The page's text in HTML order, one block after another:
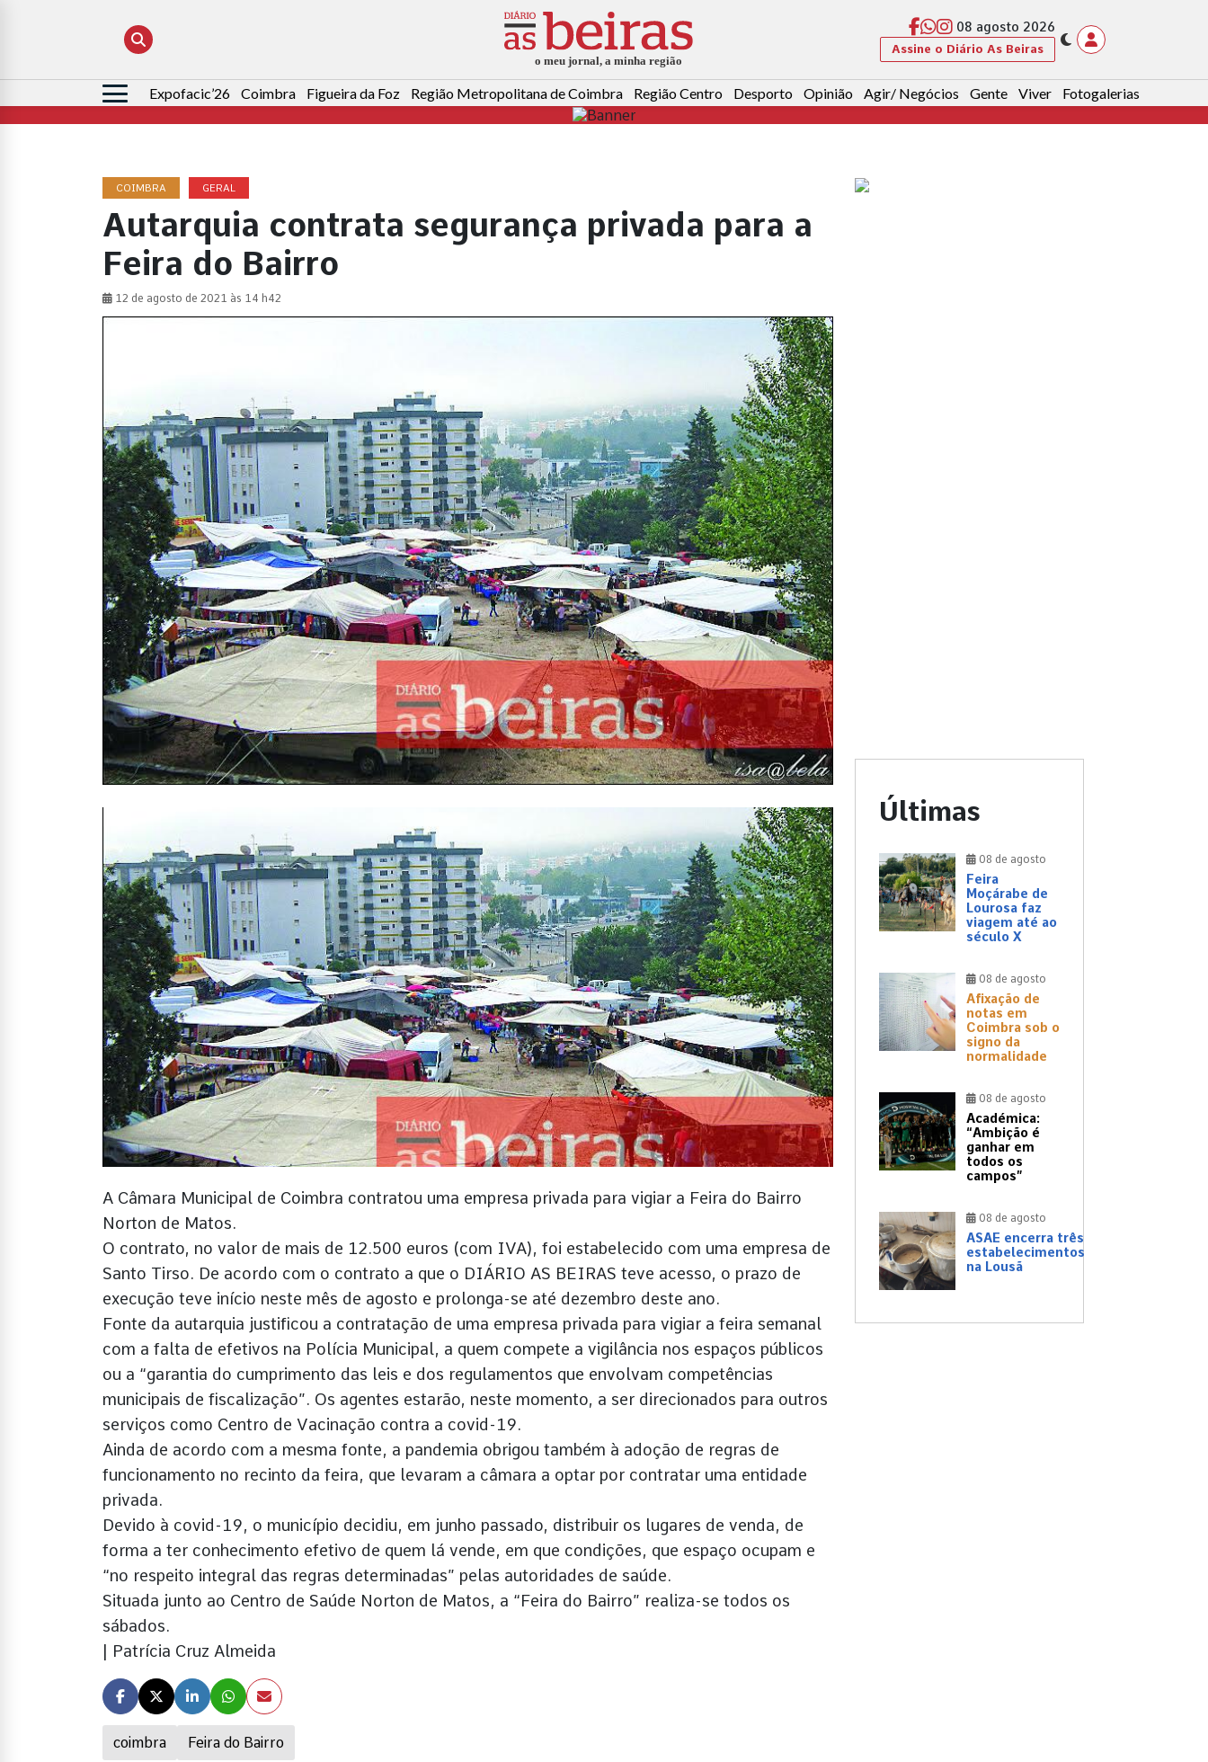
08 agosto 2026
Assine o Diário As Beiras
Pesquisar
por:
Expofacic’26 Coimbra Figueira da Foz Região Metropolitana de Coimbra Região Centro Desporto Opinião Agir/ Negócios Gente Viver Fotogalerias
COIMBRA GERAL
Autarquia contrata segurança privada para a
Feira do Bairro
12 de agosto de 2021 às 14 h42
coimbra Feira do Bairro
A Câmara Municipal de Coimbra contratou uma empresa privada para vigiar a Feira do Bairro
Norton de Matos.
O contrato, no valor de mais de 12.500 euros (com IVA), foi estabelecido com uma empresa de
Santo Tirso. De acordo com o contrato a que o DIÁRIO AS BEIRAS teve acesso, o prazo de
execução teve início neste mês de agosto e prolonga-se até dezembro deste ano.
Fonte da autarquia justificou a contratação de uma empresa privada para vigiar a feira semanal
com a falta de efetivos na Polícia Municipal, a quem compete a vigilância nos espaços públicos
ou a “garantia do cumprimento das leis e dos regulamentos que envolvam competências
municipais de fiscalização”. Os agentes estarão, neste momento, a ser direcionados para outros
serviços como Centro de Vacinação contra a covid-19.
Ainda de acordo com a mesma fonte, a pandemia obrigou também à adoção de regras de
funcionamento no recinto da feira, que levaram a câmara a optar por contratar uma entidade
privada.
Devido à covid-19, o município decidiu, em junho passado, distribuir os lugares de venda, de
forma a ter conhecimento efetivo de quem lá vende, em que condições, que espaço ocupam e
“no respeito integral das regras determinadas” pelas autoridades de saúde.
Situada junto ao Centro de Saúde Norton de Matos, a “Feira do Bairro” realiza-se todos os
sábados.
| Patrícia Cruz Almeida
Últimas
08 de agosto
Feira
Moçárabe de
Lourosa faz
viagem até ao
século X
08 de agosto
Afixação de
notas em
Coimbra sob o
signo da
normalidade
08 de agosto
Académica:
“Ambição é
ganhar em
todos os
campos”
08 de agosto
ASAE encerra três
estabelecimentos
na Lousã